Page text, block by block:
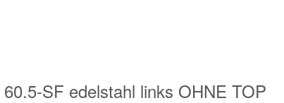
SF edelstahl links OHNE TOP